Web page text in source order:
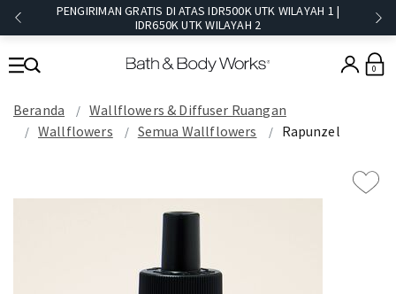
PENGIRIMAN GRATIS DI ATAS IDR500K UTK WILAYAH 1 |
IDR650K UTK WILAYAH 2​
0
Beranda
Wallflowers & Diffuser Ruangan
Wallflowers
Semua Wallflowers Rapunzel